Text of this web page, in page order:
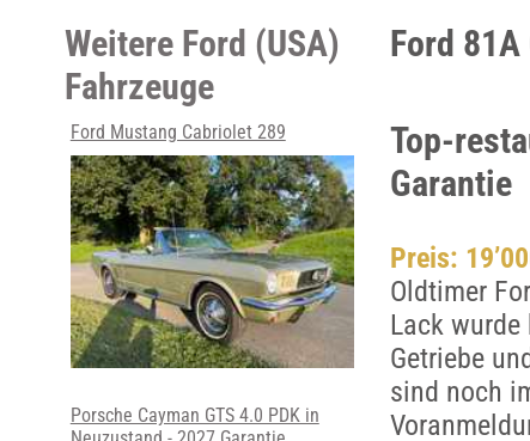
Ford
Top-
Garantie
Preis:
Oldtimer
Lack wurde
Getriebe
sind noch
Weitere Ford (USA)
Fahrzeuge
Ford Mustang Cabriolet 289
Porsche Cayman GTS 4.0 PDK in